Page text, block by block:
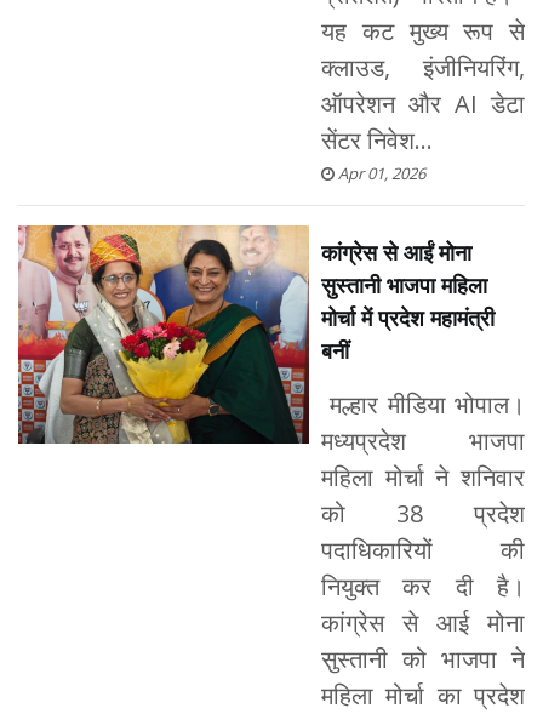
यह कट मुख्य रूप से
क्लाउड, इंजीनियरिंग,
ऑपरेशन और AI डेटा
सेंटर निवेश...
Apr 01, 2026
कांग्रेस से आईं मोना
सुस्तानी भाजपा महिला
मोर्चा में प्रदेश महामंत्री
बनीं
मल्हार मीडिया भोपाल।
मध्यप्रदेश भाजपा
महिला मोर्चा ने शनिवार
को 38 प्रदेश
पदाधिकारियों की
नियुक्त कर दी है।
कांग्रेस से आई मोना
सुस्तानी को भाजपा ने
महिला मोर्चा का प्रदेश